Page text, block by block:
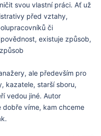
svou vlastní práci. Ať už
před vztahy,
či
existuje způsob,
ale především pro
kazatele, starší sboru,
vedou jiné. Autor
víme, kam chceme